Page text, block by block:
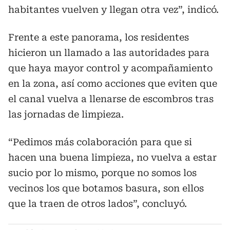
habitantes vuelven y llegan otra vez”, indicó.
Frente a este panorama, los residentes
hicieron un llamado a las autoridades para
que haya mayor control y acompañamiento
en la zona, así como acciones que eviten que
el canal vuelva a llenarse de escombros tras
las jornadas de limpieza.
“Pedimos más colaboración para que si
hacen una buena limpieza, no vuelva a estar
sucio por lo mismo, porque no somos los
vecinos los que botamos basura, son ellos
que la traen de otros lados”, concluyó.